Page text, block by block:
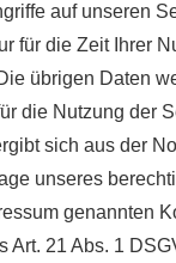
auf unseren
für die Zeit Ihrer
übrigen Daten
die Nutzung der
sich aus der
unseres
genannten
Art. 21 Abs. 1